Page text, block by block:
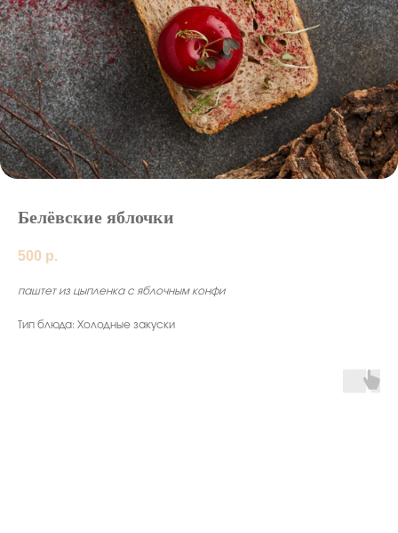
Белёвские яблочки
500 р.
паштет из цыпленка с яблочным конфи
Тип блюда: Холодные закуски